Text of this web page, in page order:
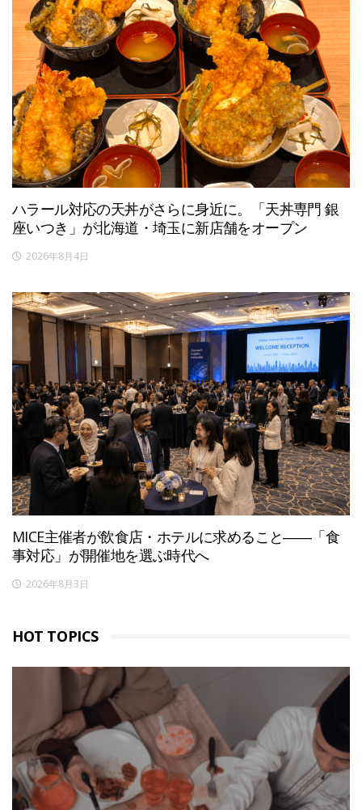
ハラール対応の天丼がさらに身近に。「天丼専門 銀
座いつき」が北海道・埼玉に新店舗をオープン
2026年8月4日
MICE主催者が飲食店・ホテルに求めること――「食
事対応」が開催地を選ぶ時代へ
2026年8月3日
HOT TOPICS